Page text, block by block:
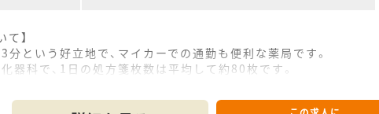
】
という好立地で、マイカーでの通勤も便利な薬局です。
器科で、1日の処方箋枚数は平均して約80枚です。